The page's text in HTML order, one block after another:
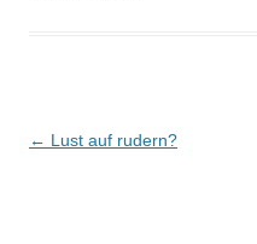
Beitragsnavigation
← Lust auf rudern?